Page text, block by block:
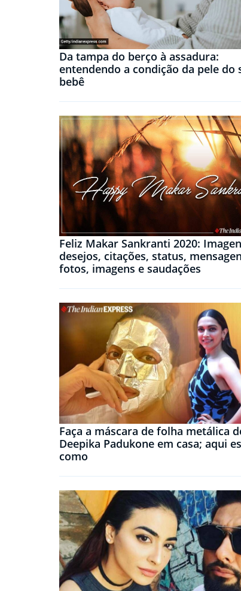
Da tampa do berço à assadura:
entendendo a condição da pele do
bebê
Feliz Makar Sankranti 2020:
desejos, citações, status,
fotos, imagens e saudações
Faça a máscara de folha metálica
Deepika Padukone em casa; aqui
como